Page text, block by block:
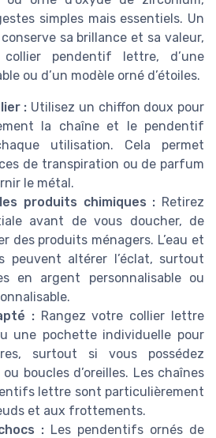
simples mais essentiels. Un
sa brillance et sa valeur,
collier pendentif lettre, d’une
ou d’un modèle orné d’étoiles.
: Utilisez un chiffon doux pour
la chaîne et le pendentif
utilisation. Cela permet
de transpiration ou de parfum
le métal.
produits chimiques : Retirez
avant de vous doucher, de
des produits ménagers. L’eau et
peuvent altérer l’éclat, surtout
en argent personnalisable ou
:Rangez votre collier lettre
une pochette individuelle pour
surtout si vous possédez
boucles d’oreilles. Les chaînes
lettre sont particulièrement
et aux frottements.
: Les pendentifs ornés de